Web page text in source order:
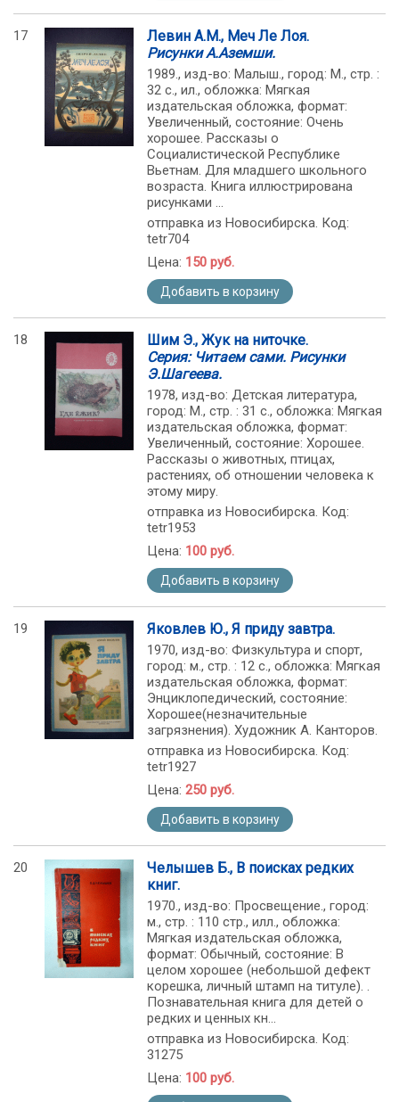
17
Левин А.М., Меч Ле Лоя.
Рисунки А.Аземши.
1989., изд-во: Малыш., город: М., стр. :
32 с., ил., обложка: Мягкая
издательская обложка, формат:
Увеличенный, состояние: Очень
хорошее. Рассказы о
Социалистической Республике
Вьетнам. Для младшего школьного
возраста. Книга иллюстрирована
рисунками ...
отправка из Новосибирска. Код:
tetr704
Цена: 150 руб.
Добавить в корзину
18
Шим Э., Жук на ниточке.
Серия: Читаем сами. Рисунки
Э.Шагеева.
1978, изд-во: Детская литература,
город: М., стр. : 31 с., обложка: Мягкая
издательская обложка, формат:
Увеличенный, состояние: Хорошее.
Рассказы о животных, птицах,
растениях, об отношении человека к
этому миру.
отправка из Новосибирска. Код:
tetr1953
Цена: 100 руб.
Добавить в корзину
19 Яковлев Ю., Я приду завтра.
1970, изд-во: Физкультура и спорт,
город: м., стр. : 12 с., обложка: Мягкая
издательская обложка, формат:
Энциклопедический, состояние:
Хорошее(незначительные
загрязнения). Художник А. Канторов.
отправка из Новосибирска. Код:
tetr1927
Цена: 250 руб.
Добавить в корзину
20
Челышев Б., В поисках редких
книг.
1970., изд-во: Просвещение., город:
м., стр. : 110 стр., илл., обложка:
Мягкая издательская обложка,
формат: Обычный, состояние: В
целом хорошее (небольшой дефект
корешка, личный штамп на титуле). .
Познавательная книга для детей о
редких и ценных кн...
отправка из Новосибирска. Код:
31275
Цена: 100 руб.